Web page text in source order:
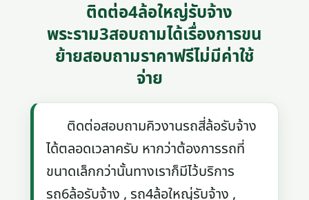
ติดต่อ4ล้อใหญ่รับจ้าง
พระราม3สอบถามได้เรื่องการขน
ย้ายสอบถามราคาฟรีไม่มีค่าใช้
จ่าย
ติดต่อสอบถามคิวงานรถสี่ล้อรับจ้าง
ได้ตลอดเวลาครับ หากว่าต้องการรถที่
ขนาดเล็กกว่านั้นทางเราก็มีไว้บริการ
รถ6ล้อรับจ้าง , รถ4ล้อใหญ่รับจ้าง ,